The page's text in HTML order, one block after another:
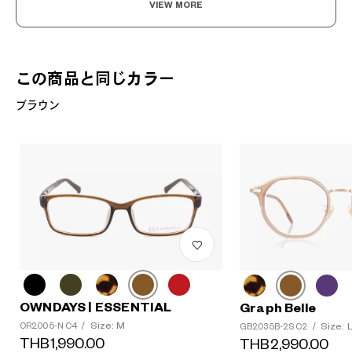
VIEW MORE
この商品と同じカラー
ブラウン
OWNDAYS | ESSENTIAL
OR2005-N C4 / Size: M
THB1,990.00
Graph Belle
GB2035B-2S C2 / Size: L
THB2,990.00